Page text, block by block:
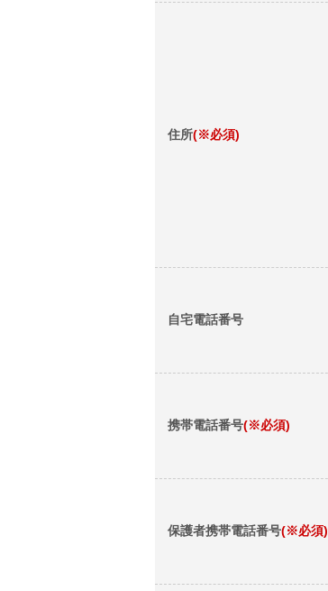
住所(※必須)
自宅電話番号
携帯電話番号(※必須)
保護者携帯電話番号(※必須)